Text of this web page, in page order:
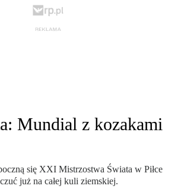
Mundial z kozakami
się XXI Mistrzostwa Świata w Piłce
już na całej kuli ziemskiej.